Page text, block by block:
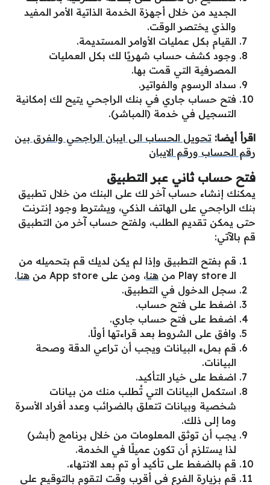
الجديد من خلال أجهزة الخدمة الذاتية الأمر المفيد
والذي يختصر الوقت.
القيام بكل عمليات الأوامر المستديمة.
وجود كشف حساب شهريًا لك بكل العمليات
المصرفية التي قمت بها.
سداد الرسوم والفواتير.
فتح حساب جاري في بنك الراجحي يتيح لك إمكانية
التسجيل في خدمة (المباشر).
اقرأ أيضا: تحويل الحساب الى ايبان الراجحي والفرق بين
رقم الحساب ورقم الايبان
فتح حساب ثاني عبر التطبيق
يمكنك إنشاء حساب آخر لك على البنك من خلال تطبيق
بنك الراجحي على الهاتف الذكي، ويشترط وجود إنترنت
حتى يمكن تقديم الطلب، ولفتح حساب آخر من التطبيق
قم بالآتي:
قم بفتح التطبيق وإذا لم يكن لديك قم بتحميله من
الـ Play store من
هنا، ومن على App store من هنا.
سجل الدخول في التطبيق.
اضغط على فتح حساب.
اضغط على فتح حساب جاري.
وافق على الشروط بعد قراءتها أولًا.
قم بملء البيانات ويجب أن تراعي الدقة وصحة
البيانات.
اضغط على خيار التأكيد.
استكمل البيانات التي تُطلب منك من بيانات
شخصية وبيانات تتعلق بالضرائب وعدد أفراد الأسرة
وما إلى ذلك.
يجب أن توثق المعلومات من خلال برنامج (أبشر)
لذا يستلزم أن تكون عميلًا في الخدمة.
قم بالضغط على تأكيد أو تم بعد الانتهاء.
قم بزيارة الفرع في أقرب وقت لتقوم بالتوقيع على